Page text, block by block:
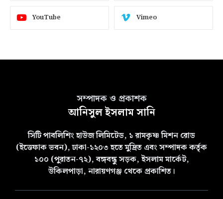
YouTube Vimeo
সম্পাদক ও প্রকাশক
আনিসুল ইসলাম সানি
সিটি পাবলিশিং হাউজ লিমিটেড, ১ রামকৃষ্ণ মিশন রোড
(ইত্তেফাক ভবন), ঢাকা-১২০৩ হতে মুদ্রিত এবং সম্পাদক কর্তৃক
১০০ (পুরাতন-৭২), বঙ্গবন্ধু সড়ক, ইসলাম মার্কেট,
উকিলপাড়া, নারায়ণগঞ্জ থেকে প্রকাশিত।